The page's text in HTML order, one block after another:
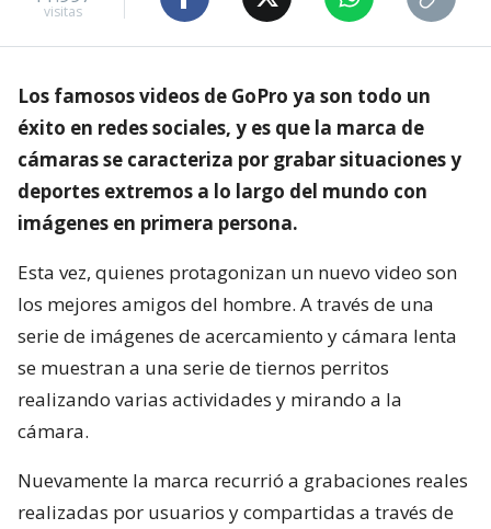
visitas
Los famosos videos de GoPro ya son todo un
éxito en redes sociales, y es que la marca de
cámaras se caracteriza por grabar situaciones y
deportes extremos a lo largo del mundo con
imágenes en primera persona.
Esta vez, quienes protagonizan un nuevo video son
los mejores amigos del hombre. A través de una
serie de imágenes de acercamiento y cámara lenta
se muestran a una serie de tiernos perritos
realizando varias actividades y mirando a la
cámara.
Nuevamente la marca recurrió a grabaciones reales
realizadas por usuarios y compartidas a través de